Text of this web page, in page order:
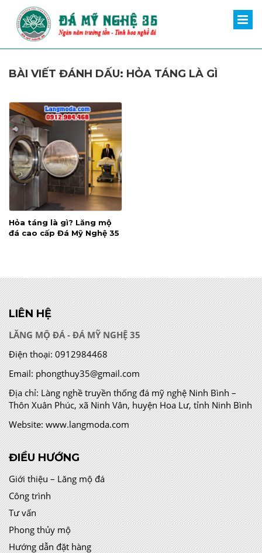
BÀI VIẾT ĐÁNH DẤU: HỎA TÁNG LÀ GÌ
Hỏa táng là gì? Lăng mộ
đá cao cấp Đá Mỹ Nghệ 35
LIÊN HỆ
LĂNG MỘ ĐÁ - ĐÁ MỸ NGHỆ 35
Điện thoại: 0912984468
Email: phongthuy35@gmail.com
Địa chỉ:Làng nghề truyền thống đá mỹ nghệ Ninh Bình –
Thôn Xuân Phúc, xã Ninh Vân, huyện Hoa Lư, tỉnh Ninh Bình
Website: www.langmoda.com
ĐIỀU HƯỚNG
Giới thiệu – Lăng mộ đá
Công trình
Tư vấn
Phong thủy mộ
Hướng dẫn đặt hàng